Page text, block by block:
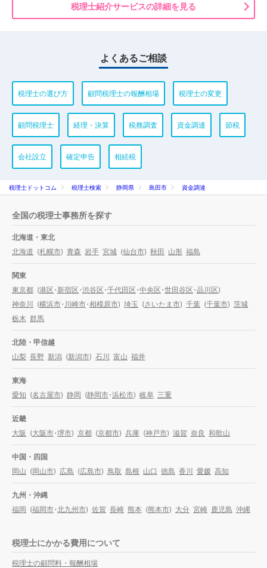
税理士紹介サービスの詳細を見る
よくあるご相談
税理士の選び方 顧問税理士の報酬相場 税理士の変更
顧問税理士 経理・決算 税務調査 資金調達 節税
会社設立 確定申告 相続税
税理士ドットコム 税理士検索 静岡県 島田市 資金調達
全国の税理士事務所を探す
北海道・東北
北海道 (札幌市) 青森 岩手 宮城 (仙台市) 秋田 山形 福島
関東
東京都 (港区・新宿区・渋谷区・千代田区・中央区・世田谷区・品川区)
神奈川
(横浜市・川崎市・相模原市) 埼玉 (さいたま市) 千葉 (千葉市) 茨城
栃木 群馬
北陸・甲信越
山梨 長野 新潟 (新潟市) 石川 富山 福井
東海
愛知 (名古屋市) 静岡 (静岡市・浜松市) 岐阜 三重
近畿
大阪 (大阪市・堺市) 京都 (京都市) 兵庫 (神戸市) 滋賀 奈良 和歌山
中国・四国
岡山 (岡山市) 広島 (広島市) 鳥取 島根 山口 徳島 香川 愛媛 高知
九州・沖縄
福岡 (福岡市・北九州市) 佐賀 長崎 熊本 (熊本市) 大分 宮崎 鹿児島 沖縄
税理士にかかる費用について
税理士の顧問料・報酬相場